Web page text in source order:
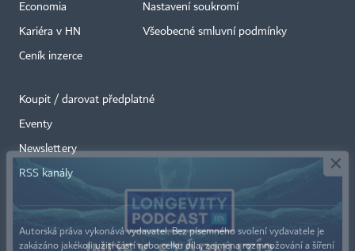
Economia
Kariéra v HN
Ceník inzerce
Nastavení soukromí
Všeobecné smluvní podmínky
Koupit / darovat předplatné
Eventy
Newslettery
RSS kanály
Autorská práva vykonává vydavatel. Bez písemného svolení vydavatele je
zakázáno jakékoli užití částí nebo celku díla, zejména rozmnožování a šíření